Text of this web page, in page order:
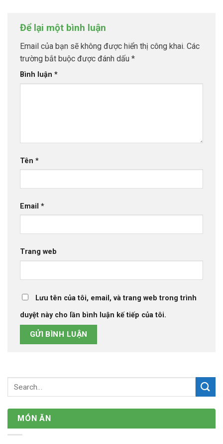
Để lại một bình luận
Email của bạn sẽ không được hiển thị công khai. Các
trường bắt buộc được đánh dấu *
Bình luận *
Tên *
Email *
Trang web
Lưu tên của tôi, email, và trang web trong trình
duyệt này cho lần bình luận kế tiếp của tôi.
MÓN ĂN